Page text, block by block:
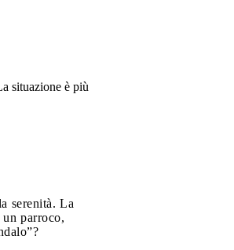
situazione è più
serenità. La
parroco,